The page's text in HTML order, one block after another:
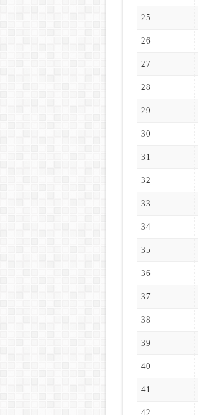
25
26
27
28
29
30
31
32
33
34
35
36
37
38
39
40
41
42